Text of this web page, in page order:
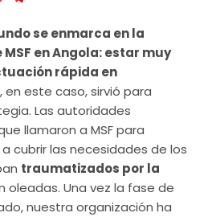
se enmarca en la
en Angola: estar muy
rápida en
en este caso, sirvió para
Las autoridades
llamaron a MSF para
cubrir las necesidades de los
traumatizados por la
oleadas. Una vez la fase de
nuestra organización ha